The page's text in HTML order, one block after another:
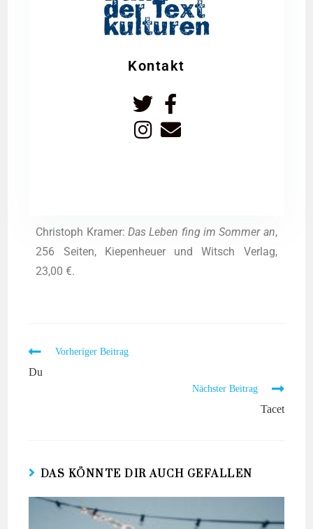
Kontakt
Chris­toph Kra­mer: Das Leben fing im Som­mer an,
256 Sei­ten, Kie­pen­heu­er und Witsch Ver­lag,
23,00 €.
Vorheriger Beitrag
Du
Nächster Beitrag
Tacet
DAS KÖNNTE DIR AUCH GEFALLEN